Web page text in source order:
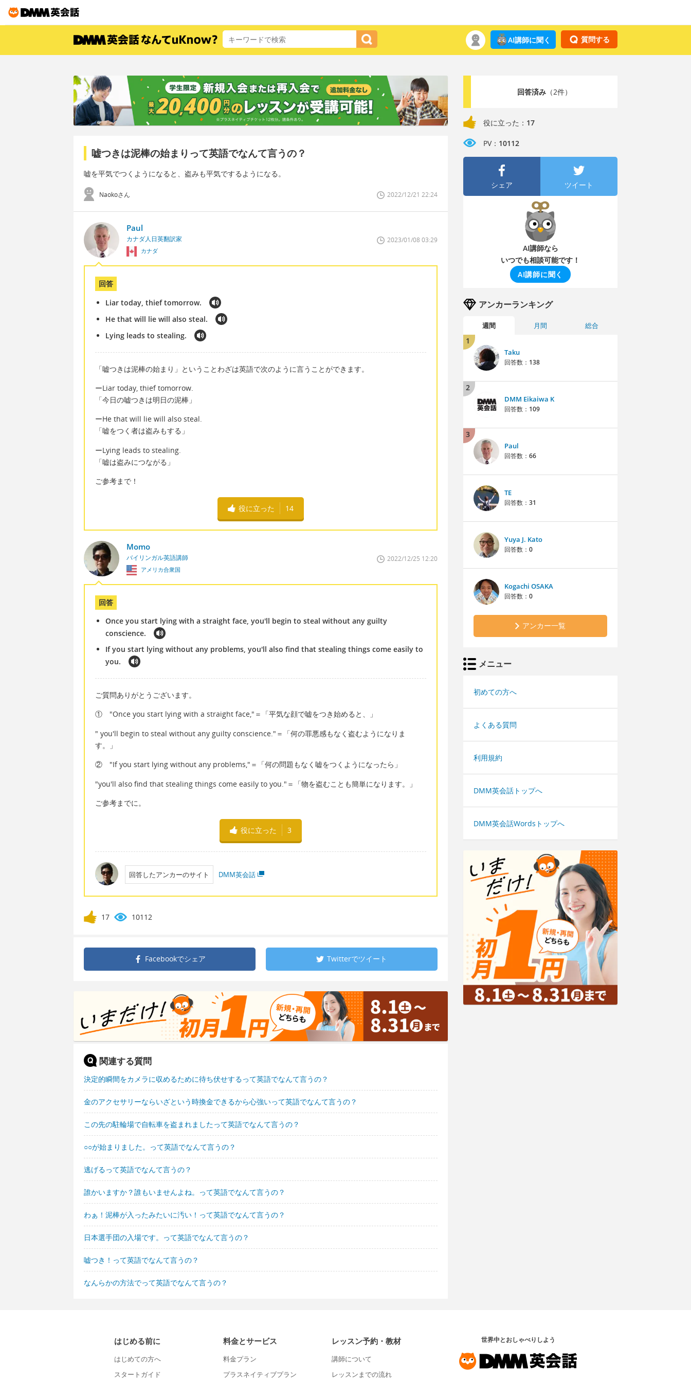
質問する
AI講師に聞く
嘘つきは泥棒の始まりって英語でなんて言うの？
嘘を平気でつくようになると、盗みも平気でするようになる。
Naokoさん 2022/12/21 22:24
Paul
カナダ人日英翻訳家
カナダ
2023/01/08 03:29
回答
Liar today, thief tomorrow.
He that will lie will also steal.
Lying leads to stealing.
「嘘つきは泥棒の始まり」ということわざは英語で次のように言うことができます。
ーLiar today, thief tomorrow.
「今日の嘘つきは明日の泥棒」
ーHe that will lie will also steal.
「嘘をつく者は盗みもする」
ーLying leads to stealing.
「嘘は盗みにつながる」
ご参考まで！
役に立った 14
Momo
バイリンガル英語講師
アメリカ合衆国
2022/12/25 12:20
回答
Once you start lying with a straight face, you'll begin to steal without any guilty
conscience.
If you start lying without any problems, you'll also find that stealing things come easily to
you.
ご質問ありがとうございます。
① "Once you start lying with a straight face,"＝「平気な顔で嘘をつき始めると、」
" you'll begin to steal without any guilty conscience."＝「何の罪悪感もなく盗むようになりま
す。」
② "If you start lying without any problems,"＝「何の問題もなく嘘をつくようになったら」
"you'll also find that stealing things come easily to you."＝「物を盗むことも簡単になります。」
ご参考までに。
役に立った 3
回答したアンカーのサイト DMM英会話
17 10112
Facebookでシェア Twitterでツイート
関連する質問
決定的瞬間をカメラに収めるために待ち伏せするって英語でなんて言うの？
金のアクセサリーならいざという時換金できるから心強いって英語でなんて言うの？
この先の駐輪場で自転車を盗まれましたって英語でなんて言うの？
○○が始まりました。って英語でなんて言うの？
逃げるって英語でなんて言うの？
誰かいますか？誰もいませんよね。って英語でなんて言うの？
わぁ！泥棒が入ったみたいに汚い！って英語でなんて言うの？
日本選手団の入場です。って英語でなんて言うの？
嘘つき！って英語でなんて言うの？
なんらかの方法でって英語でなんて言うの？
回答済み（2件）
役に立った： 17
PV： 10112
シェア ツイート
AI講師なら
いつでも相談可能です！
AI講師に聞く
アンカーランキング
週間 月間 総合
1
Taku
回答数： 138
2
DMM Eikaiwa K
回答数： 109
3
Paul
回答数： 66
TE
回答数： 31
Yuya J. Kato
回答数： 0
Kogachi OSAKA
回答数： 0
アンカー一覧
メニュー
初めての方へ
よくある質問
利用規約
DMM英会話トップへ
DMM英会話Wordsトップへ
はじめる前に
はじめての方へ
スタートガイド
料金とサービス
料金プラン
プラスネイティブプラン
レッスン予約・教材
講師について
レッスンまでの流れ
世界中とおしゃべりしよう